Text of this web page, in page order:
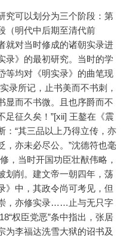
究可以划分为三个阶段：第
（明代中后期至清代前
就对当时修成的诸朝实录进
录》的最初研究。当时的学
等均对《明实录》的曲笔现
录所记，止书美而不书刺，
显而不书微。且也序爵而不
足征久矣！”[xii] 王鏊在《震
：“其三品以上乃得立传，亦
，亦未必尽公。”沈德符也毫
，当时开国功臣壮猷伟略，
划削。建文帝一朝四年，荡
中，其政令尚可考见，但
，亦修实录……止与无只字
权臣党恶”条中指出，张居
为李福达洗雪大狱的诏书及